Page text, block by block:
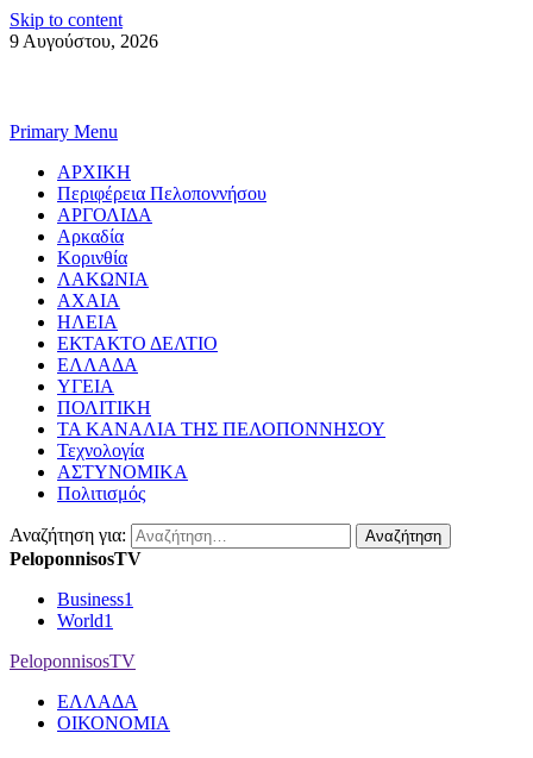
Skip to content
9 Αυγούστου, 2026
Primary Menu
ΑΡΧΙΚΗ
Περιφέρεια Πελοποννήσου
ΑΡΓΟΛΙΔΑ
Αρκαδία
Κορινθία
ΛΑΚΩΝΙΑ
ΑΧΑΙΑ
ΗΛΕΙΑ
ΕΚΤΑΚΤΟ ΔΕΛΤΙΟ
ΕΛΛΑΔΑ
ΥΓΕΙΑ
ΠΟΛΙΤΙΚΗ
ΤΑ ΚΑΝΑΛΙΑ ΤΗΣ ΠΕΛΟΠΟΝΝΗΣΟΥ
Τεχνολογία
ΑΣΤΥΝΟΜΙΚΑ
Πολιτισμός
Αναζήτηση για:
PeloponnisosTV
Business1
World1
PeloponnisosTV
ΕΛΛΑΔΑ
ΟΙΚΟΝΟΜΙΑ